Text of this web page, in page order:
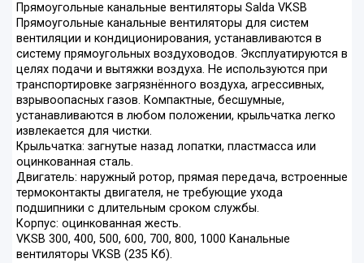
Прямоугольные канальные вентиляторы Salda VKSB
Прямоугольные канальные вентиляторы для систем
вентиляции и кондиционирования, устанавливаются в
систему прямоугольных воздуховодов. Эксплуатируются в
целях подачи и вытяжки воздуха. Не используются при
транспортировке загрязнённого воздуха, агрессивных,
взрывоопасных газов. Компактные, бесшумные,
устанавливаются в любом положении, крыльчатка легко
извлекается для чистки.
Крыльчатка: загнутые назад лопатки, пластмасса или
оцинкованная сталь.
Двигатель: наружный ротор, прямая передача, встроенные
термоконтакты двигателя, не требующие ухода
подшипники с длительным сроком службы.
Корпус: оцинкованная жесть.
VKSB 300, 400, 500, 600, 700, 800, 1000 Канальные
вентиляторы VKSB (235 Кб).